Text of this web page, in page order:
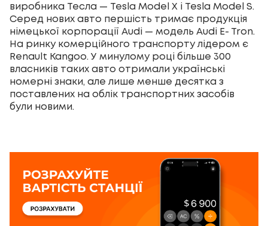
виробника Тесла — Tesla Model X і Tesla Model S.
Серед нових авто першість тримає продукція
німецької корпорації Audi — модель Audi E- Tron.
На ринку комерційного транспорту лідером є
Renault Kangoo. У минулому році більше 300
власників таких авто отримали українські
номерні знаки, але лише менше десятка з
поставлених на облік транспортних засобів
були новими.